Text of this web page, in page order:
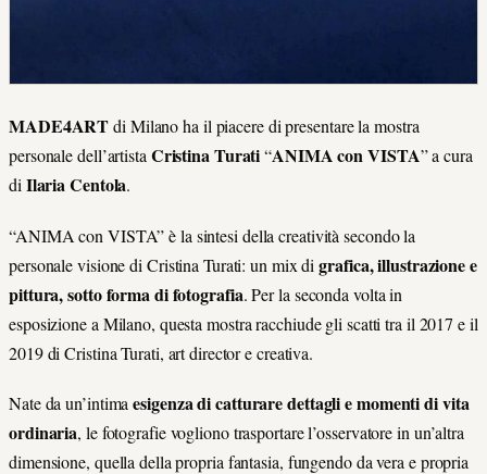
MADE4ARTdi Milano ha il piacere di presentare la mostra
personale dell’artistaCristina Turati“ANIMA con VISTA” a cura
diIlaria Centola.
“ANIMA con VISTA” è la sintesi della creatività secondo la
personale visione di Cristina Turati: un mix digrafica, illustrazione e
pittura, sotto forma di fotografia. Per la seconda volta in
esposizione a Milano, questa mostra racchiude gli scatti tra il 2017 e il
2019 di Cristina Turati, art director e creativa.
Nate da un’intimaesigenza di catturare dettagli e momenti di vita
ordinaria, le fotografie vogliono trasportare l’osservatore in un’altra
dimensione, quella della propria fantasia, fungendo da vera e propria